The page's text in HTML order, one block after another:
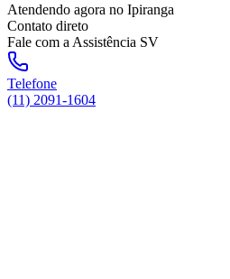
Atendendo agora no Ipiranga
Contato direto
Fale com a Assistência SV
Telefone
(11) 2091-1604